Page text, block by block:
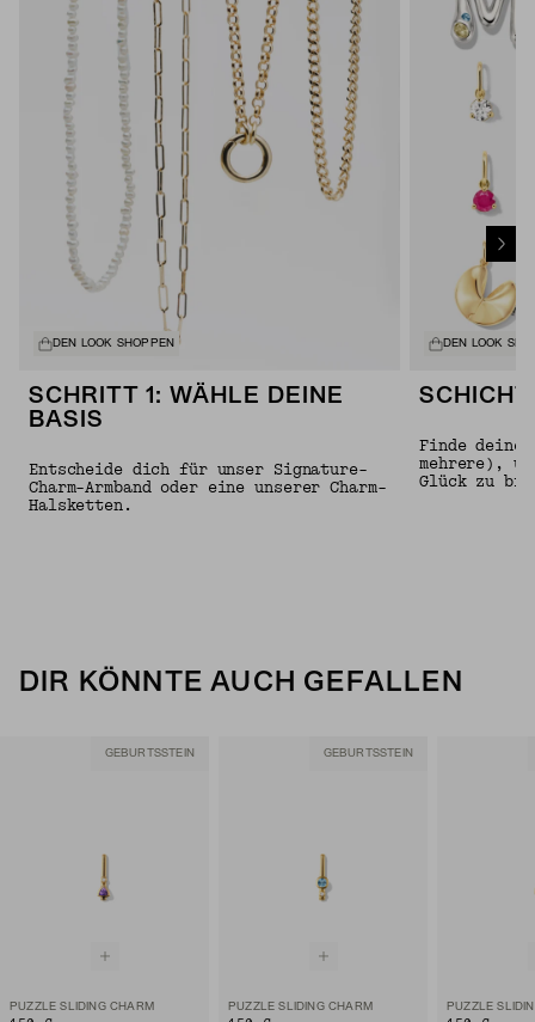
DEN LOOK SHOPPEN
SCHRITT 1: WÄHLE DEINE
BASIS
Entscheide dich für unser Signature-
Charm-Armband oder eine unserer Charm-
Halsketten.
DEN LOOK
Finde
mehrere),
Glück zu
DIR KÖNNTE AUCH GEFALLEN
GEBURTSSTEIN
PUZZLE SLIDING CHARM
GEBURTSSTEIN
PUZZLE SLIDING CHARM PUZZLE